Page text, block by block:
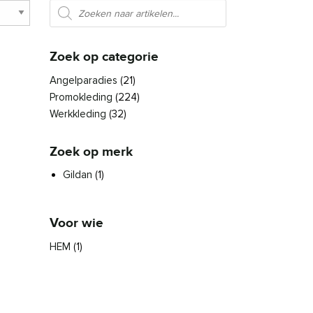
Producten zoeken
Zoek op categorie
Angelparadies (21)
Promokleding (224)
Werkkleding (32)
Zoek op merk
Gildan (1)
Voor wie
HEM (1)